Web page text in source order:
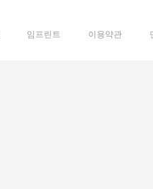
임프린트 이용약관